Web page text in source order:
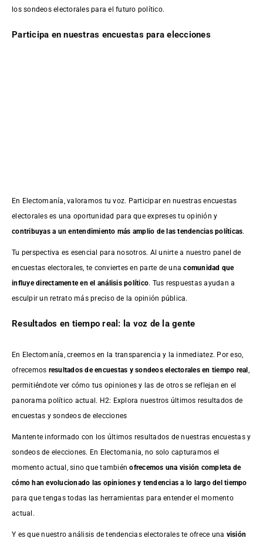
los sondeos electorales para el futuro político.
Participa en nuestras encuestas para elecciones
En Electomanía, valoramos tu voz. Participar en nuestras encuestas
electorales es una oportunidad para que expreses tu opinión y
contribuyas a un entendimiento más amplio de las tendencias políticas.
Tu perspectiva es esencial para nosotros. Al unirte a nuestro panel de
encuestas electorales, te conviertes en parte de unacomunidad que
influye directamente en el análisis político. Tus respuestas ayudan a
esculpir un retrato más preciso de la opinión pública.
Resultados en tiempo real: la voz de la gente
En Electomanía, creemos en la transparencia y la inmediatez. Por eso,
ofrecemos resultados deencuestas y sondeos electorales en tiempo real ,
permitiéndote ver cómo tus opiniones y las de otros se reflejan en el
panorama político actual. H2: Explora nuestros últimos resultados de
encuestas y sondeos de elecciones
Mantente informado con los últimos resultados de nuestras encuestasy
sondeos de elecciones. En Electomania, no solo capturamos el
momento actual, sino que tambiénofrecemos una visión completa de
cómo han evolucionado las opiniones y tendencias a lo largo del tiempo
para que tengas todas las herramientas para entender el momento
actual.
Y es que nuestro análisis de tendencias electorales te ofrece una visión